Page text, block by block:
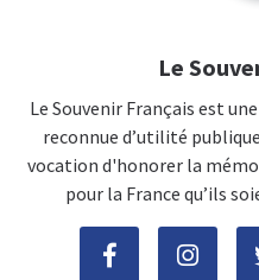
Le
Le Souvenir Français est
reconnue d’utilité
vocation d'honorer la
pour la France qu’ils